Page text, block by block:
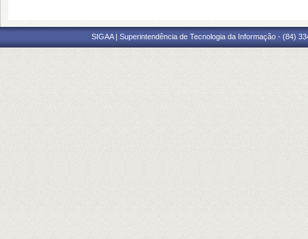
SIGAA | Superintendência de Tecnologia da Informação - (84)